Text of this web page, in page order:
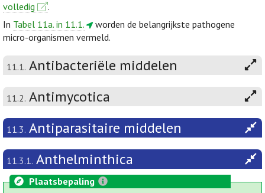
volledig
.
In Tabel 11a. in 11.1.
worden de belangrijkste pathogene
micro-organismen vermeld.
11.1. Antibacteriële middelen
11.2. Antimycotica
11.3. Antiparasitaire middelen
11.3.1. Anthelminthica
Plaatsbepaling